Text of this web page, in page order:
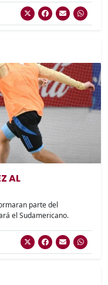
AL
parte del
el Sudamericano.